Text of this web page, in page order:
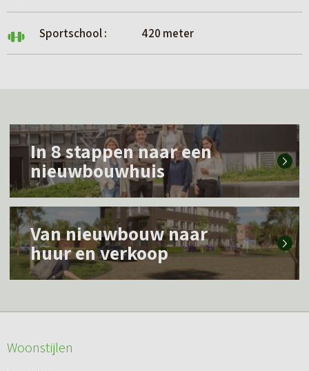
Sportschool : 420 meter
L
s
m
e
o
e
In 8 stappen naar een
nieuwbouwhuis
L
e
s
e
Van nieuwbouw naar
huur en verkoop
Woonstijlen